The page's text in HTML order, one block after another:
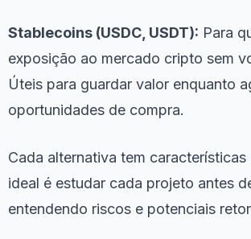
Stablecoins (USDC, USDT): Para
exposição ao mercado cripto sem
Úteis para guardar valor enquanto
oportunidades de compra.
Cada alternativa tem características
ideal é estudar cada projeto antes
entendendo riscos e potenciais